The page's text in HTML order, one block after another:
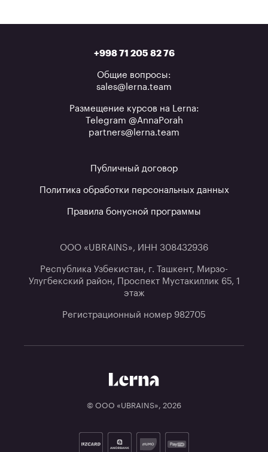
+998 71 205 82 76
Общие вопросы:
sales@lerna.team
Размещение курсов на Lerna:
Telegram @AnnaPorah
partners@lerna.team
Публичный договор
Политика обработки персональных данных
Правила бонусной программы
ООО «UBRAINS», ИНН 308432936
Республика Узбекистан, г. Ташкент, Мирзо-
Улугбекский район, Проспект Мустакиллик 65, 1
этаж
Регистрационный номер 982705
© ООО «UBRAINS», 2026